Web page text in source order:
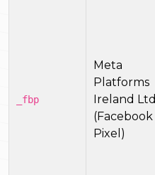
_fbp
Meta
Platforms
Ireland Ltd
(Facebook
Pixel)